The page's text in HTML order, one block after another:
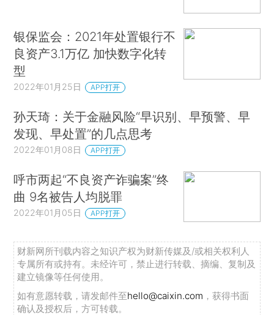
银保监会：2021年处置银行不
良资产3.1万亿 加快数字化转
型
2022年01月25日 APP打开
孙天琦：关于金融风险“早识别、早预警、早
发现、早处置”的几点思考
2022年01月08日 APP打开
呼市两起“不良资产诈骗案”终
曲 9名被告人均脱罪
2022年01月05日 APP打开
财新网所刊载内容之知识产权为财新传媒及/或相关权利人
专属所有或持有。未经许可，禁止进行转载、摘编、复制及
建立镜像等任何使用。
如有意愿转载，请发邮件至hello@caixin.com ，获得书面
确认及授权后，方可转载。